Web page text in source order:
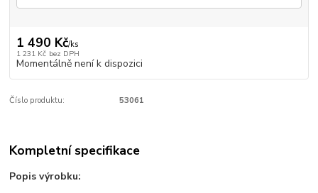
1 490 Kč/ks
1 231 Kč bez DPH
Momentálně není k dispozici
Číslo produktu: 53061
Kompletní specifikace
Popis výrobku: